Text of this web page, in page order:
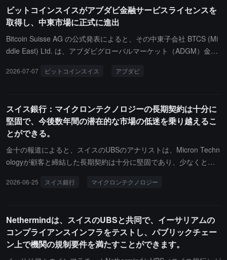
ビットコインスイスがアブダビ金融サービスライセンスを
取得し、中東市場に正式に進出
Bitcoin Suisse AG の公式発表によると、その中東子会社 BTCS (Mi
ddle East) Ltd. は、アブダビグローバルマーケット（ADGM）金融
取得し、適格顧客に対して規制されたデジタル資産金融サービスを
により、Bitcoin Suisse はスイス、バミューダ、欧州経済地域（Mi
CAR）、アブダビの4つの法域でコンプライアンスライセンスを保
有し、グローバルな暗号資産管理戦略の展開をさらに進めていま
す。Ceyda Majcen が中東地域の最高経営責任者に就任します。
2026-07-07 ビットコインスイス アブダビ
スイス銀行：マイクロンテクノロジーの長期契約は十分に
堅固で、今後数年間の潜在的な市場の低迷を乗り越えるこ
とができる。
金十の報道によると、スイスのUBSのアナリストは、Micron Techn
ologyが顧客と締結した長期契約は十分に堅固であり、少なくとも
投資家は、市場が鈍化した場合、これらの契約が揺らぐ可能性を懸
供給が十分に増加して価格の底を打ち、顧客が違約を考慮すること
になるでしょう。UBSのアナリストは、Micron Technologyが顧客
から前払いの現金を受け取っており、最終的には400億から500億
2026-06-25 スイス銀行 マイクロンテクノロジー
Nethermindは、スイスのUBSと共同で、イーサリアムの
コンプライアンスインフラをテストし、パブリックチェー
ン上で機関の規制要件を満たすことができます。